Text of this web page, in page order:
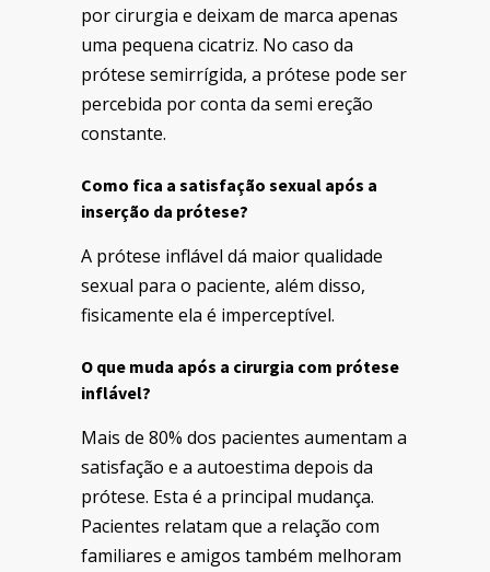
por cirurgia e deixam de marca apenas
uma pequena cicatriz. No caso da
prótese semirrígida, a prótese pode ser
percebida por conta da semi ereção
constante.
Como fica a satisfação sexual após a
inserção da prótese?
A prótese inflável dá maior qualidade
sexual para o paciente, além disso,
fisicamente ela é imperceptível.
O que muda após a cirurgia com prótese
inflável?
Mais de 80% dos pacientes aumentam a
satisfação e a autoestima depois da
prótese. Esta é a principal mudança.
Pacientes relatam que a relação com
familiares e amigos também melhoram